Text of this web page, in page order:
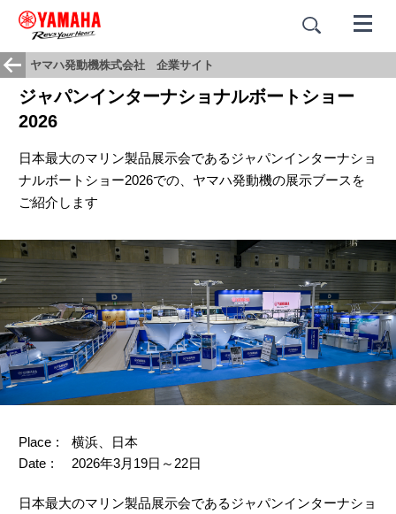
ヤマハ発動機株式会社 企業サイト
ジャパンインターナショナルボートショー
2026
日本最大のマリン製品展示会であるジャパンインターナショ
ナルボートショー2026での、ヤマハ発動機の展示ブースを
ご紹介します
Place
横浜、日本
Date
2026年3月19日～22日
日本最大のマリン製品展示会であるジャパンインターナショ